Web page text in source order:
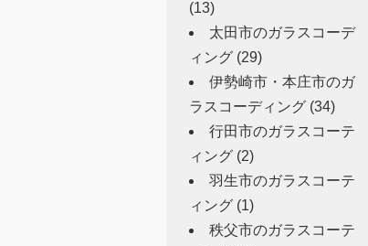
(13)
太田市のガラスコーデ
ィング (29)
伊勢崎市・本庄市のガ
ラスコーディング (34)
行田市のガラスコーテ
ィング (2)
羽生市のガラスコーテ
ィング (1)
秩父市のガラスコーテ